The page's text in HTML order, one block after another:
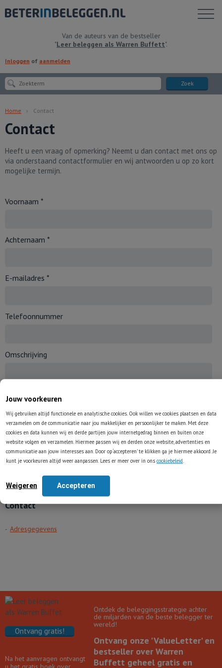
Jouw voorkeuren
Wij gebruiken altijd functionele en analytische cookies. Ook willen we cookies plaatsen en data
verzamelen om de communicatie naar jou makkelijker en persoonlijker te maken. Met deze
cookies en data kunnen wij en derde partijen jouw internetgedrag binnen en buiten onze
website volgen en verzamelen. Hiermee passen wij en derden onze website, advertenties en
communicatie aan jouw interesses aan. Door op ‘accepteren’ te klikken ga je hiermee akkoord. Je
kunt je voorkeuren altijd weer aanpassen. Lees er meer over in ons cookiebeleid
Weigeren Accepteren
Van de auteurs van de bestseller
"Leer beleggen als Warren Buffett".
Inloggen of aanmelden
Zoek
Toon
Home Contact
Contact
Heeft u een vraag of opmerking? Neemt u dan contact met ons op
via onderstaand contactformulier en wij antwoorden u op zo kort
mogelijke termijn.
Voornaam *
Achternaam *
E-mailadres *
Telefoonnummer
Omschrijving
Velden met een * zijn verplicht
Verstuur bericht
Binnen 2 werkdagen antwoord
Contact
Adresgegevens
Ontdek de beleggingsstrategie achter
de miljarden van de beste belegger ter
wereld!
Ontvang onze 'ValueLetter' en
bestseller over Warren
Buffett geheel gratis en
Ontvang gratis!
Na het aanvragen ontvangt